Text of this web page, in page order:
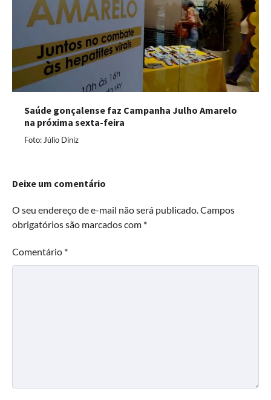
Saúde gonçalense faz Campanha Julho Amarelo
na próxima sexta-feira
Foto: Júlio Diniz
Deixe um comentário
O seu endereço de e-mail não será publicado.Campos
obrigatórios são marcados com *
Comentário *